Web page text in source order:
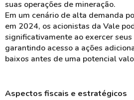
suas operações de mineração.
Em um cenário de alta demanda
em 2024, os acionistas da Vale
significativamente ao exercer
garantindo acesso a ações
baixos antes de uma potencial
Aspectos fiscais e estratégicos